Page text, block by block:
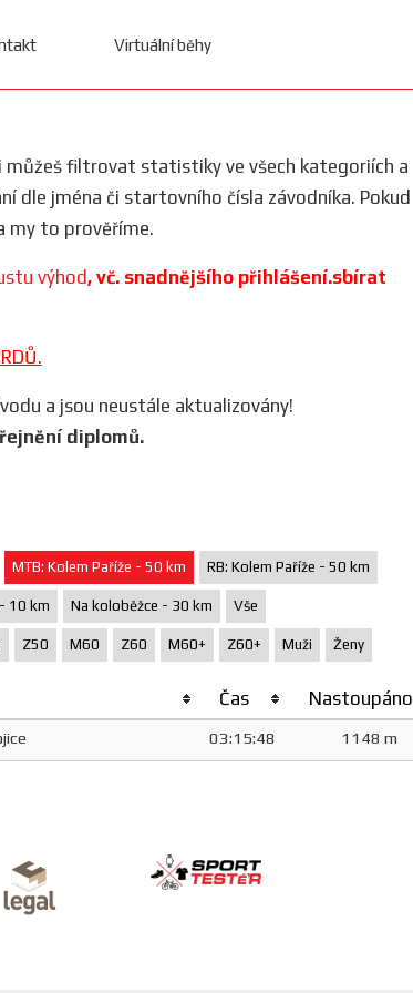
Virtuální běhy
můžeš filtrovat statistiky ve všech kategoriích a
dle jména či startovního čísla závodníka. Pokud
my to prověříme.
výhod, vč. snadnějšího přihlášení.sbírat
a jsou neustále aktualizovány!
diplomů.
MTB: Kolem Paříže - 50 km RB: Kolem Paříže - 50 km
10 km Na koloběžce - 30 km Vše
Z50 M60 Z60 M60+ Z60+ Muži Ženy
Čas Nastoupáno
03:15:48 1148 m